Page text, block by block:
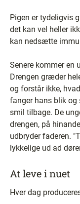
Pigen er tydeligvis
det kan vel heller
kan nedsætte
Senere kommer en
Drengen græder
og forstår ikke,
fanger hans blik og
smil tilbage. De
drengen, på
udbryder faderen.
lykkelige ud ad
At leve i nuet
Hver dag